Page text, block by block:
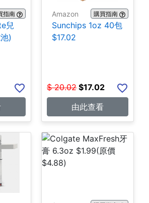
指南
兒
)
Amazon 購買指南
Sunchips 1oz 40包
$17.02
$ 20.02 $17.02
由此查看